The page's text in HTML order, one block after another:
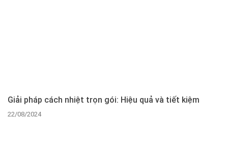
Giải pháp cách nhiệt trọn gói: Hiệu quả và tiết kiệm
22/08/2024